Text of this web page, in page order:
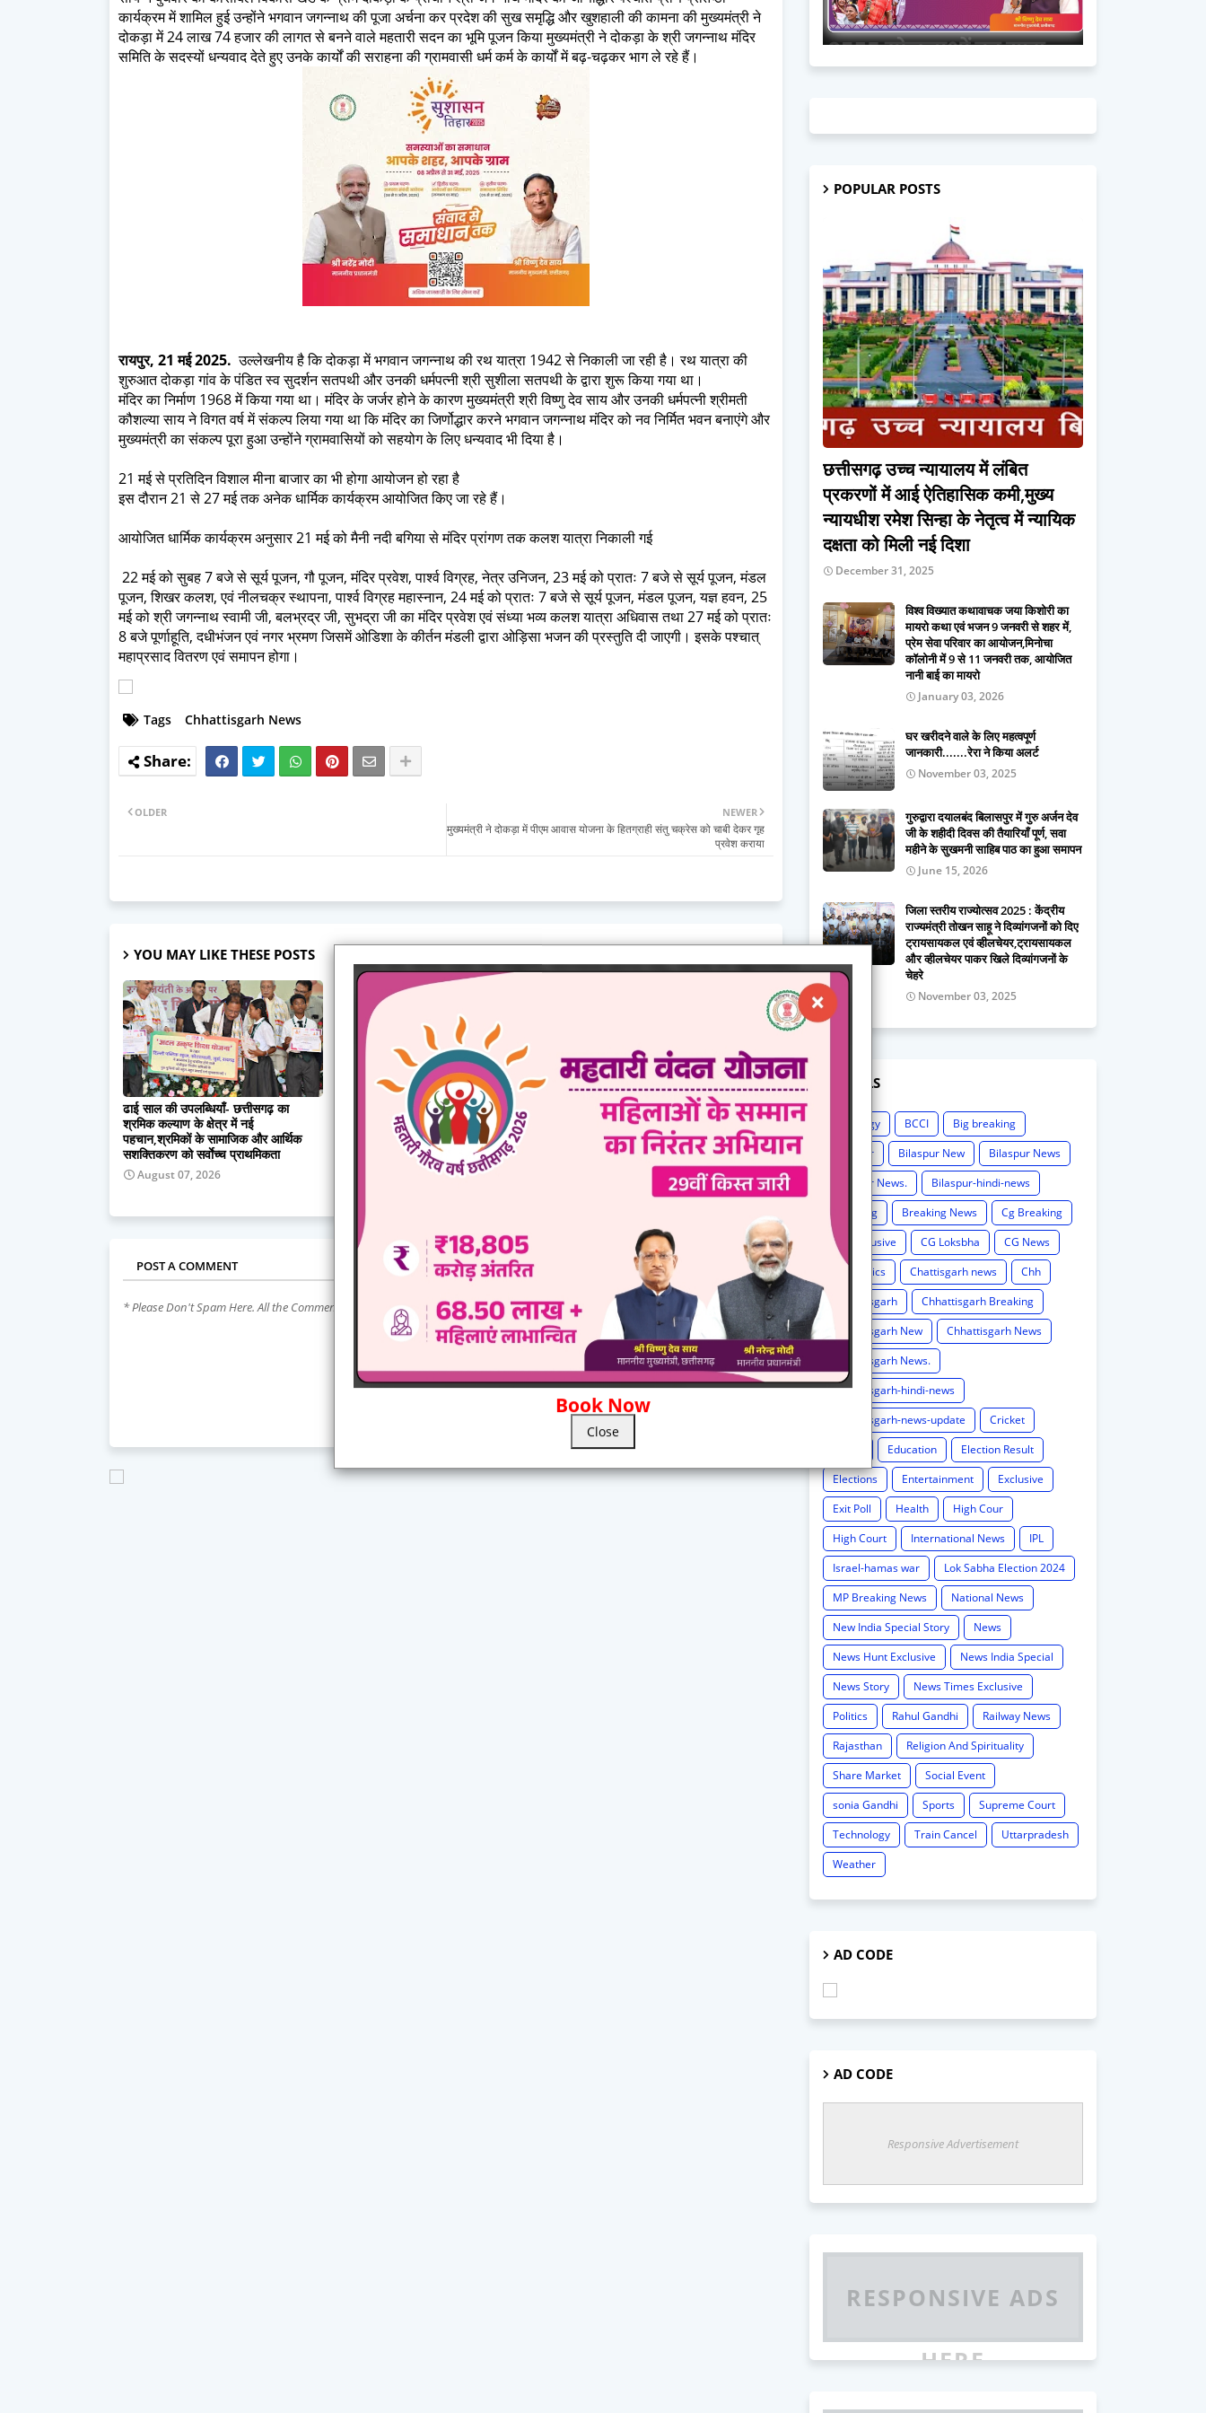
कार्यक्रम में शामिल हुई उन्होंने भगवान जगन्नाथ की पूजा अर्चना कर प्रदेश की सुख समृद्धि और खुशहाली की कामना की मुख्यमंत्री ने
दोकड़ा में 24 लाख 74 हजार की लागत से बनने वाले महतारी सदन का भूमि पूजन किया मुख्यमंत्री ने दोकड़ा के श्री जगन्नाथ मंदिर
समिति के सदस्यों धन्यवाद देते हुए उनके कार्यों की सराहना की ग्रामवासी धर्म कर्म के कार्यों में बढ़-चढ़कर भाग ले रहे हैं।
रायपुर, 21 मई 2025.उल्लेखनीय है कि दोकड़ा में भगवान जगन्नाथ की रथ यात्रा 1942 से निकाली जा रही है। रथ यात्रा की
शुरुआत दोकड़ा गांव के पंडित स्व सुदर्शन सतपथी और उनकी धर्मपत्नी श्री सुशीला सतपथी के द्वारा शुरू किया गया था।
मंदिर का निर्माण 1968 में किया गया था। मंदिर के जर्जर होने के कारण मुख्यमंत्री श्री विष्णु देव साय और उनकी धर्मपत्नी श्रीमती
कौशल्या साय ने विगत वर्ष में संकल्प लिया गया था कि मंदिर का जिर्णोद्धार करने भगवान जगन्नाथ मंदिर को नव निर्मित भवन बनाएंगे और
मुख्यमंत्री का संकल्प पूरा हुआ उन्होंने ग्रामवासियों को सहयोग के लिए धन्यवाद भी दिया है।
21 मई से प्रतिदिन विशाल मीना बाजार का भी होगा आयोजन हो रहा है
इस दौरान 21 से 27 मई तक अनेक धार्मिक कार्यक्रम आयोजित किए जा रहे हैं।
आयोजित धार्मिक कार्यक्रम अनुसार 21 मई को मैनी नदी बगिया से मंदिर प्रांगण तक कलश यात्रा निकाली गई
22 मई को सुबह 7 बजे से सूर्य पूजन, गौ पूजन, मंदिर प्रवेश, पार्श्व विग्रह, नेत्र उनिजन, 23 मई को प्रातः 7 बजे से सूर्य पूजन, मंडल
पूजन, शिखर कलश, एवं नीलचक्र स्थापना, पार्श्व विग्रह महास्नान, 24 मई को प्रातः 7 बजे से सूर्य पूजन, मंडल पूजन, यज्ञ हवन, 25
मई को श्री जगन्नाथ स्वामी जी, बलभ्रद्र जी, सुभद्रा जी का मंदिर प्रवेश एवं संध्या भव्य कलश यात्रा अधिवास तथा 27 मई को प्रातः
8 बजे पूर्णाहूति, दधीभंजन एवं नगर भ्रमण जिसमें ओडिशा के कीर्तन मंडली द्वारा ओड़िसा भजन की प्रस्तुति दी जाएगी। इसके पश्चात्
महाप्रसाद वितरण एवं समापन होगा।
Tags Chhattisgarh News
NEWER
मुख्यमंत्री ने दोकड़ा में पीएम आवास योजना के हितग्राही संतु चक्रेस को चाबी देकर गृह
प्रवेश कराया
OLDER
YOU MAY LIKE THESE POSTS
ढाई साल की उपलब्धियाँ- छत्तीसगढ़ का
श्रमिक कल्याण के क्षेत्र में नई
पहचान,श्रमिकों के सामाजिक और आर्थिक
सशक्तिकरण को सर्वाेच्च प्राथमिकता
August 07, 2026
सफलता की कहानी : महुआ ने बदली महिलाओं
की जिंदगी, वन धन योजना से मिली
आत्मनिर्भरता की नई पहचान
August 06, 2026
बिहान बनी बदलाव की बयार: मजदूरी से
आत्मनिर्भरता की राह पर नारायणपुर की जेलो
बाई, हर माह कमा रहीं 30 हजार रुपये,मजदूरी
से किराना और मत्स्य पालन तक का
POST A COMMENT 0 Comments
* Please Don't Spam Here. All the Comments are Reviewed by Admin.
Book Now
Close
POPULAR POSTS
छत्तीसगढ़ उच्च न्यायालय में लंबित
प्रकरणों में आई ऐतिहासिक कमी,मुख्य
न्यायधीश रमेश सिन्हा के नेतृत्व में न्यायिक
दक्षता को मिली नई दिशा
December 31, 2025
विश्व विख्यात कथावाचक जया किशोरी का
मायरो कथा एवं भजन 9 जनवरी से शहर में,
प्रेम सेवा परिवार का आयोजन,मिनोचा
कॉलोनी में 9 से 11 जनवरी तक, आयोजित
नानी बाई का मायरो
January 03, 2026
घर खरीदने वाले के लिए महत्वपूर्ण
जानकारी.......रेरा ने किया अलर्ट
November 03, 2025
गुरुद्वारा दयालबंद बिलासपुर में गुरु अर्जन देव
जी के शहीदी दिवस की तैयारियाँ पूर्ण, सवा
महीने के सुखमनी साहिब पाठ का हुआ समापन
June 15, 2026
जिला स्तरीय राज्योत्सव 2025 : केंद्रीय
राज्यमंत्री तोखन साहू ने दिव्यांगजनों को दिए
ट्रायसायकल एवं व्हीलचेयर,ट्रायसायकल
और व्हीलचेयर पाकर खिले दिव्यांगजनों के
चेहरे
November 03, 2025
LABELS
Astrology BCCI
Big breaking
Bilaspur
Bilaspur New
Bilaspur News
Bilaspur News.
Bilaspur-hindi-news
Breaking
Breaking News
Cg Breaking
CG exclusive
CG Loksbha
CG News
CG politics
Chattisgarh news
Chh
Chhattisgarh
Chhattisgarh Breaking
Chhattisgarh New
Chhattisgarh News
Chhattisgarh News.
Chhattisgarh-hindi-news
Chhattisgarh-news-update
Cricket
Education
Election Result
Elections
Entertainment
Exclusive
Exit Poll
Health
High Cour
High Court
International News
IPL
Israel-hamas war
Lok Sabha Election 2024
MP Breaking News
National News
New India Special Story
News
News Hunt Exclusive
News India Special
News Story
News Times Exclusive
Politics
Rahul Gandhi
Railway News
Rajasthan
Religion And Spirituality
Share Market
Social Event
sonia Gandhi
Sports
Supreme Court
Technology
Train Cancel
Uttarpradesh
Weather
AD CODE
AD CODE
Responsive Advertisement
RESPONSIVE ADS
HERE